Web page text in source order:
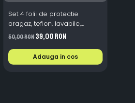
Set 4 folii de protectie
aragaz, teflon, lavabile,
reutilizabile, Negru/Gri
50,00 RON39,00 RON
Adauga in cos